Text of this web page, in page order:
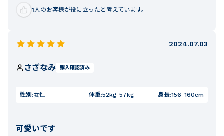
1人のお客様が役に立ったと考えています。
2024.07.03
さざなみ 購入確認済み
性別:女性 体重:52kg-57kg 身長:156-160cm
可愛いです